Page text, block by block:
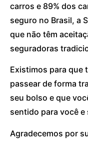
carros e 89% dos
seguro no Brasil, a
que não têm
seguradoras
Existimos para que
passear de forma
seu bolso e que
sentido para você
Agradecemos por